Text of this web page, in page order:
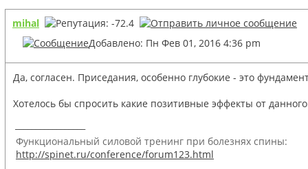
mihal
Добавлено: Пн Фев 01, 2016 4:36 pm
Да, согласен. Приседания, особенно глубокие - это
Хотелось бы спросить какие позитивные эффекты от
Функциональный силовой тренинг при болезнях спины:
http://spinet.ru/conference/forum123.html